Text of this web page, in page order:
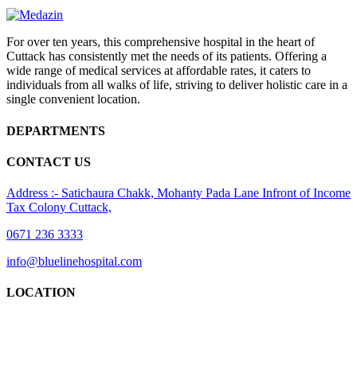
For over ten years, this comprehensive hospital in the heart of
Cuttack has consistently met the needs of its patients. Offering a
wide range of medical services at affordable rates, it caters to
individuals from all walks of life, striving to deliver holistic care in a
single convenient location.
DEPARTMENTS
CONTACT US
Address :- Satichaura Chakk, Mohanty Pada Lane Infront of Income
Tax Colony Cuttack,
0671 236 3333
info@bluelinehospital.com
LOCATION